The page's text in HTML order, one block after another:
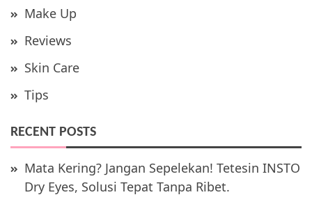
Make Up
Reviews
Skin Care
Tips
RECENT POSTS
Mata Kering? Jangan Sepelekan! Tetesin INSTO
Dry Eyes, Solusi Tepat Tanpa Ribet.